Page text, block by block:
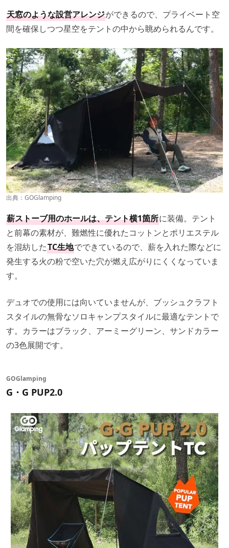
天窓のような設営アレンジができるので、プライベート空
間を確保しつつ星空をテントの中から眺められるんです。
出典： GOGlamping
薪ストーブ用のホールは、テント横1箇所に装備。テント
と前幕の素材が、難燃性に優れたコットンとポリエステル
を混紡したTC生地でできているので、薪を入れた際などに
発生する火の粉で空いた穴が燃え広がりにくくなっていま
す。
デュオでの使用には向いていませんが、ブッシュクラフト
スタイルの無骨なソロキャンプスタイルに最適なテントで
す。カラーはブラック、アーミーグリーン、サンドカラー
の3色展開です。
GOGlamping
G・G PUP2.0